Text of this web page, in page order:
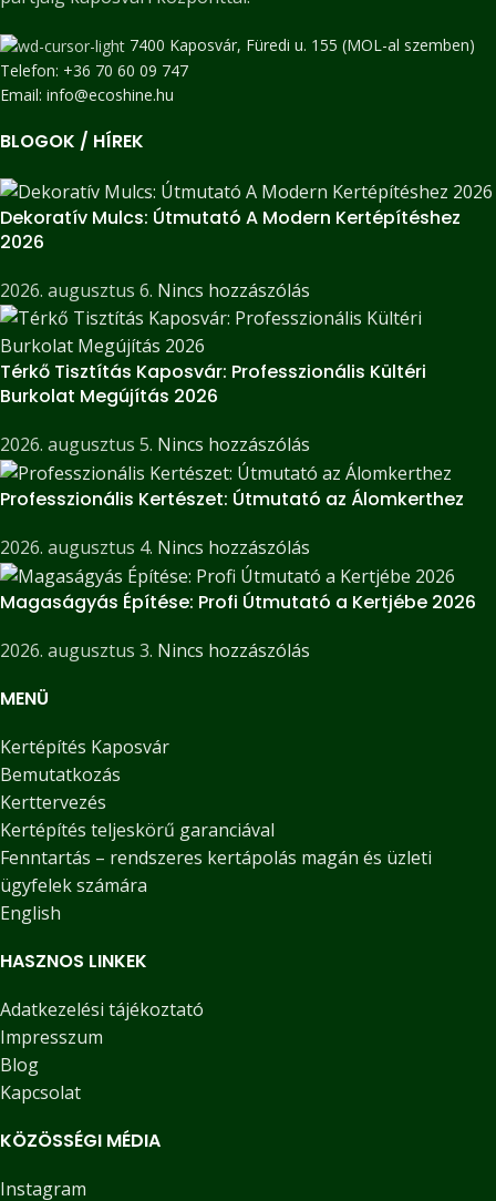
7400 Kaposvár, Füredi u. 155 (MOL-al szemben)
Telefon: +36 70 60 09 747
Email: info@ecoshine.hu
BLOGOK / HÍREK
Dekoratív Mulcs: Útmutató A Modern Kertépítéshez
2026
2026. augusztus 6. Nincs hozzászólás
Térkő Tisztítás Kaposvár: Professzionális Kültéri
Burkolat Megújítás 2026
2026. augusztus 5. Nincs hozzászólás
Professzionális Kertészet: Útmutató az Álomkerthez
2026. augusztus 4. Nincs hozzászólás
Magaságyás Építése: Profi Útmutató a Kertjébe 2026
2026. augusztus 3. Nincs hozzászólás
MENÜ
Kertépítés Kaposvár
Bemutatkozás
Kerttervezés
Kertépítés teljeskörű garanciával
Fenntartás – rendszeres kertápolás magán és üzleti
ügyfelek számára
English
HASZNOS LINKEK
Adatkezelési tájékoztató
Impresszum
Blog
Kapcsolat
KÖZÖSSÉGI MÉDIA
Instagram